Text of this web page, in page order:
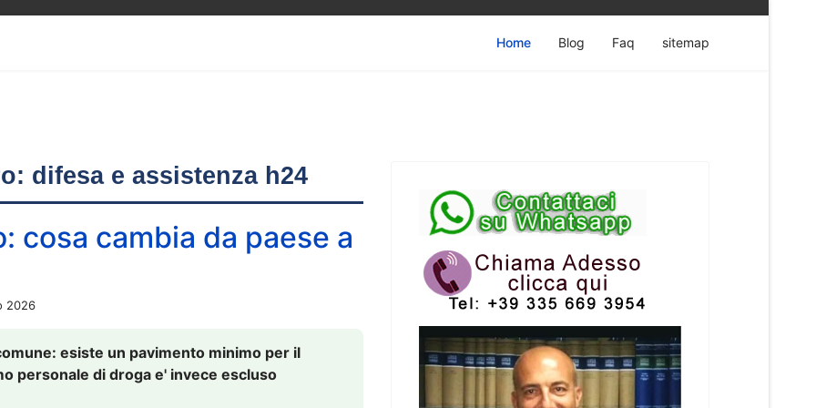
Home Blog Faq sitemap
difesa e assistenza h24
cosa cambia da paese a
2026
esiste un pavimento minimo per il
personale di droga e' invece escluso